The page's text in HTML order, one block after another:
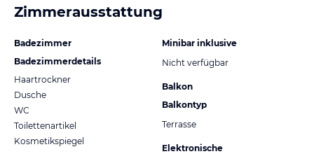
Zimmerausstattung
Badezimmer
Badezimmerdetails
Haartrockner
Dusche
WC
Toilettenartikel
Kosmetikspiegel
Minibar inklusive
Nicht verfügbar
Balkon
Balkontyp
Terrasse
Elektronische